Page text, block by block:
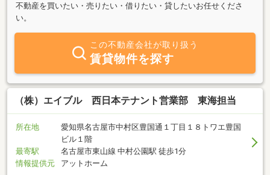
不動産を買いたい・売りたい・借りたい・貸したいお任せくださ
い。
この不動産会社が取り扱う
賃貸物件を探す
（株）エイブル 西日本テナント営業部 東海担当
所在地
愛知県名古屋市中村区豊国通１丁目１８トワエ豊国
ビル１階
最寄駅
名古屋市東山線 中村公園駅 徒歩1分
情報提供元
アットホーム